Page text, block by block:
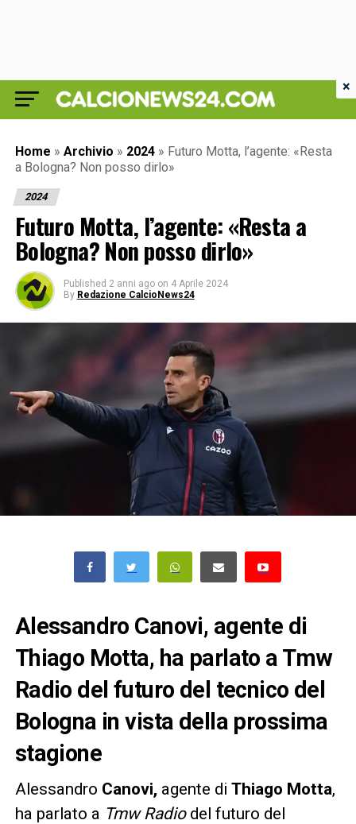
Home » Archivio » 2024 » Futuro Motta, l’agente: «Resta
a Bologna? Non posso dirlo»
2024
Futuro Motta, l’agente: «Resta a
Bologna? Non posso dirlo»
Published 2 anni ago on 4 Aprile 2024
By Redazione CalcioNews24
Alessandro Canovi, agente di
Thiago Motta, ha parlato a Tmw
Radio del futuro del tecnico del
Bologna in vista della prossima
stagione
Alessandro Canovi, agente di Thiago Motta,
ha parlato a Tmw Radiodel futuro del
×